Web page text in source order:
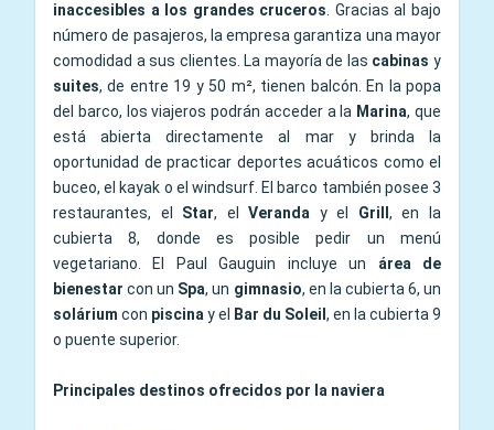
inaccesibles a los grandes cruceros . Gracias al bajo
número de pasajeros, la empresa garantiza una mayor
comodidad a sus clientes. La mayoría de las cabinas y
suites, de entre 19 y 50 m², tienen balcón. En la popa
del barco, los viajeros podrán acceder a la Marina, que
está abierta directamente al mar y brinda la
oportunidad de practicar deportes acuáticos como el
buceo, el kayak o el windsurf. El barco también posee 3
restaurantes, el Star, elVeranda y el Grill , en la
cubierta 8, donde es posible pedir un menú
vegetariano. El Paul Gauguin incluye un área de
bienestar con un Spa, un gimnasio, en la cubierta 6, un
solárium con piscina y el Bar du Soleil , en la cubierta 9
o puente superior.
Principales destinos ofrecidos por la naviera